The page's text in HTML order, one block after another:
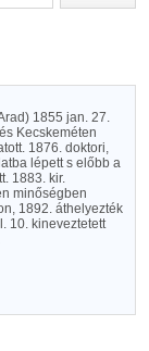
1855 jan. 27.
Kecskeméten
1876. doktori,
lépett s előbb a
1883. kir.
minőségben
1892. áthelyezték
10. kineveztetett